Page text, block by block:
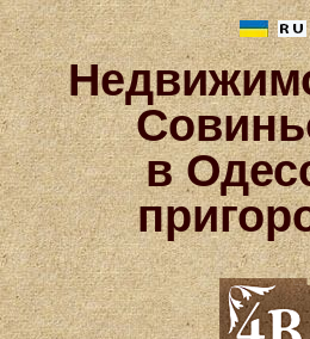
в